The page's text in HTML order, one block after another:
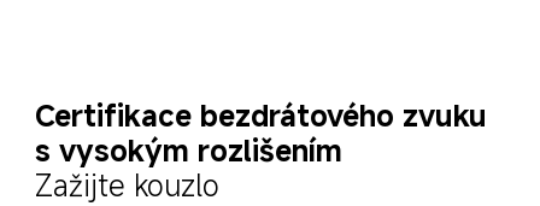
Certifikace bezdrátového zvuku
s vysokým rozlišením
Zažijte kouzlo